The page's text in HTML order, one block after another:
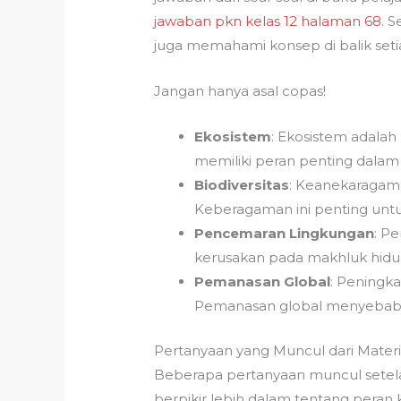
jawaban pkn kelas 12 halaman 68.
juga memahami konsep di balik
Jangan hanya asal copas!
Ekosistem: Ekosistem
memiliki peran penting
Biodiversitas:
Keberagaman ini penting
Pencemaran Lingkungan:
kerusakan pada makhluk
Pemanasan Global:
Pemanasan global
Pertanyaan yang Muncul dari
Beberapa pertanyaan muncul